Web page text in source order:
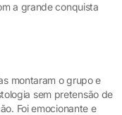
a grande conquista
montaram o grupo e
sem pretensão de
Foi emocionante e